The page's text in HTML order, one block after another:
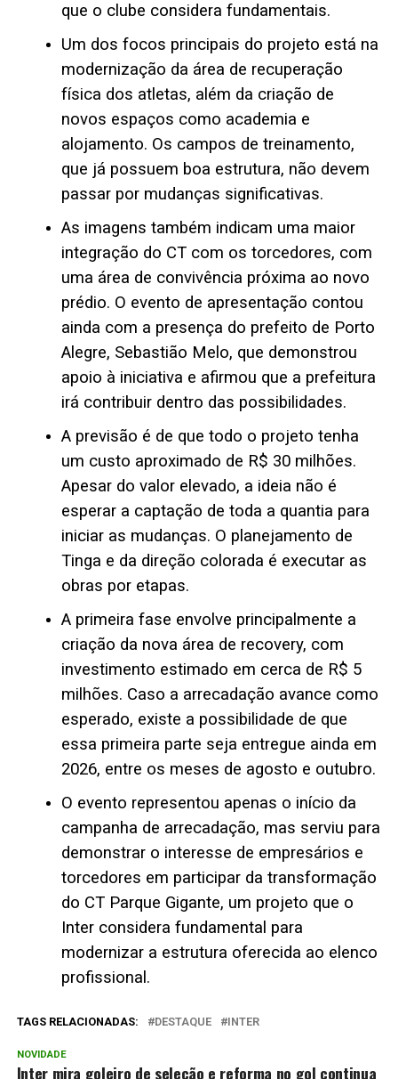
que o clube considera fundamentais.
Um dos focos principais do projeto está na
modernização da área de recuperação
física dos atletas, além da criação de
novos espaços como academia e
alojamento. Os campos de treinamento,
que já possuem boa estrutura, não devem
passar por mudanças significativas.
As imagens também indicam uma maior
integração do CT com os torcedores, com
uma área de convivência próxima ao novo
prédio. O evento de apresentação contou
ainda com a presença do prefeito de Porto
Alegre, Sebastião Melo, que demonstrou
apoio à iniciativa e afirmou que a prefeitura
irá contribuir dentro das possibilidades.
A previsão é de que todo o projeto tenha
um custo aproximado de R$ 30 milhões.
Apesar do valor elevado, a ideia não é
esperar a captação de toda a quantia para
iniciar as mudanças. O planejamento de
Tinga e da direção colorada é executar as
obras por etapas.
A primeira fase envolve principalmente a
criação da nova área de recovery, com
investimento estimado em cerca de R$ 5
milhões. Caso a arrecadação avance como
esperado, existe a possibilidade de que
essa primeira parte seja entregue ainda em
2026, entre os meses de agosto e outubro.
O evento representou apenas o início da
campanha de arrecadação, mas serviu para
demonstrar o interesse de empresários e
torcedores em participar da transformação
do CT Parque Gigante, um projeto que o
Inter considera fundamental para
modernizar a estrutura oferecida ao elenco
profissional.
TAGS RELACIONADAS: DESTAQUE INTER
NOVIDADE
Inter mira goleiro de seleção e reforma no gol continua